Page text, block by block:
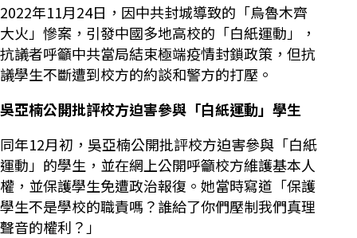
2022年11月24日，因中共封城導致的「烏魯木齊
大火」慘案，引發中國多地高校的「白紙運動」，
抗議者呼籲中共當局結束極端疫情封鎖政策，但抗
議學生不斷遭到校方的約談和警方的打壓。
吳亞楠公開批評校方迫害參與「白紙運動」學生
同年12月初，吳亞楠公開批評校方迫害參與「白紙
運動」的學生，並在網上公開呼籲校方維護基本人
權，並保護學生免遭政治報復。她當時寫道「保護
學生不是學校的職責嗎？誰給了你們壓制我們真理
聲音的權利？」